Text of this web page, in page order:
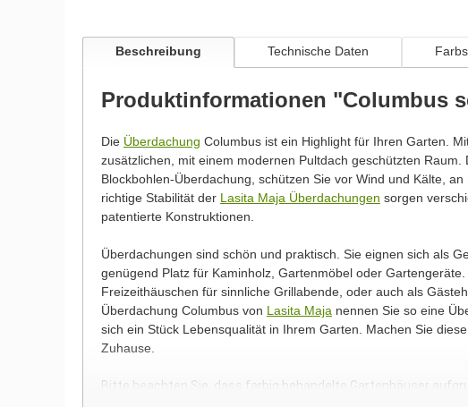
Beschreibung Technische Daten
Produktinformationen "Columbus
Die Überdachung Columbus ist ein Highlight für Ihren Garten.
zusätzlichen, mit einem modernen Pultdach geschützten
Blockbohlen-Überdachung, schützen Sie vor Wind und Kälte,
richtige Stabilität der Lasita Maja Überdachungen sorgen
patentierte Konstruktionen.
Überdachungen sind schön und praktisch. Sie eignen sich als
genügend Platz für Kaminholz, Gartenmöbel oder
Freizeithäuschen für sinnliche Grillabende, oder auch als
Überdachung Columbus von Lasita Maja nennen Sie so eine
sich ein Stück Lebensqualität in Ihrem Garten. Machen Sie
Zuhause.
Bitte beachten Sie, dass farbig behandelte Gartenhäuser